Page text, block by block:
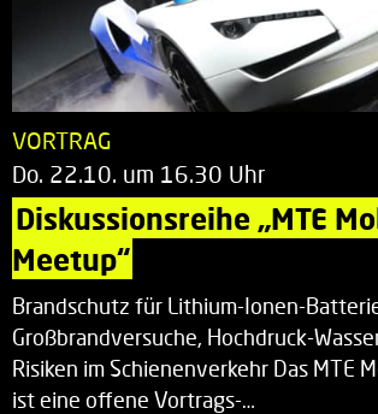
VORTRAG
Do. 22.10. um 16.30 Uhr
Diskussionsreihe „MTE
Meetup“
Brandschutz für Lithium-Ionen-
Großbrandversuche, Hochdruck-
Risiken im Schienenverkehr Das MTE
ist eine offene Vortrags-…